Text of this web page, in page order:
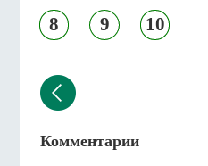
8 9 10
Комментарии